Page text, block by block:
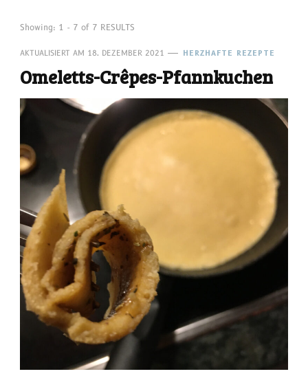
Showing: 1 - 7 of 7 RESULTS
AKTUALISIERT AM 18. DEZEMBER 2021 HERZHAFTE REZEPTE
Omeletts-Crêpes-Pfannkuchen